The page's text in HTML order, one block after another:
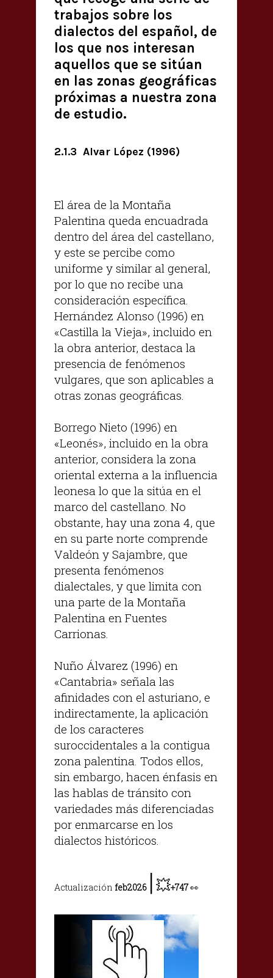
trabajos sobre los
dialectos del español, de
los que nos interesan
aquellos que se sitúan
en las zonas geográficas
próximas a nuestra zona
de estudio.
2.1.3 Alvar López (1996)
El área de la Montaña
Palentina queda encuadrada
dentro del área del castellano,
y este se percibe como
uniforme y similar al general,
por lo que no recibe una
consideración específica.
Hernández Alonso (1996) en
«Castilla la Vieja», incluido en
la obra anterior, destaca la
presencia de fenómenos
vulgares, que son aplicables a
otras zonas geográficas.
Borrego Nieto (1996) en
«Leonés», incluido en la obra
anterior, considera la zona
oriental externa a la influencia
leonesa lo que la sitúa en el
marco del castellano. No
obstante, hay una zona 4, que
en su parte norte comprende
Valdeón y Sajambre, que
presenta fenómenos
dialectales, y que limita con
una parte de la Montaña
Palentina en Fuentes
Carrionas.
Nuño Álvarez (1996) en
«Cantabria» señala las
afinidades con el asturiano, e
indirectamente, la aplicación
de los caracteres
suroccidentales a la contigua
zona palentina. Todos ellos,
sin embargo, hacen énfasis en
las hablas de tránsito con
variedades más diferenciadas
por enmarcarse en los
dialectos históricos.
Actualización feb2026 |💥+747👀